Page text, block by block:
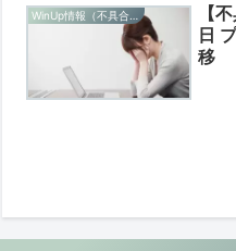
【
日
移